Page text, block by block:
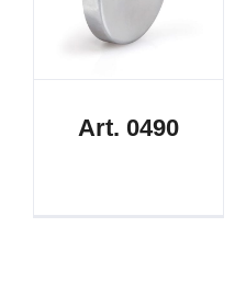
Art. 0490